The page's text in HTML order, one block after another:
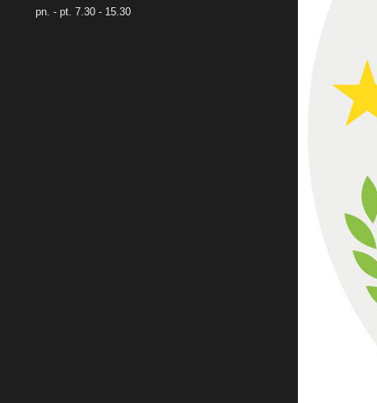
pn. - pt. 7.30 - 15.30